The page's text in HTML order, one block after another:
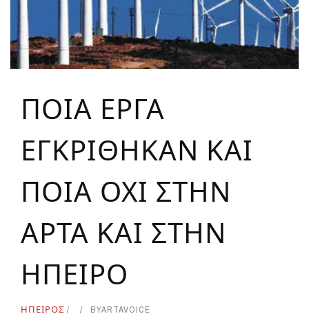
ΠΟΙΑ ΕΡΓΑ
ΕΓΚΡΙΘΗΚΑΝ ΚΑΙ
ΠΟΙΑ ΟΧΙ ΣΤΗΝ
ΑΡΤΑ ΚΑΙ ΣΤΗΝ
ΗΠΕΙΡΟ
ΗΠΕΙΡΟΣ BYARTAVOICE